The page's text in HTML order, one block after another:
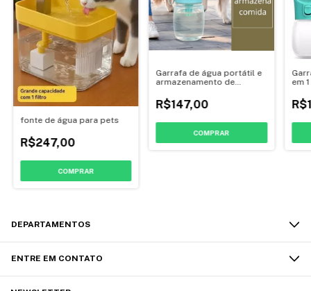
fonte de água para pets
R$247,00
COMPRAR
Garrafa de água portátil e
armazenamento de
gatos
R$147,00
COMPRAR
em
DEPARTAMENTOS
ENTRE EM CONTATO